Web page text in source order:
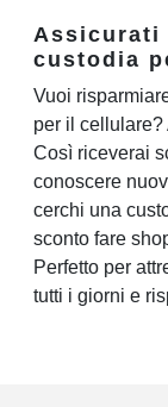
Assicurati
custodia
Vuoi
per il
Così riceverai
conoscere
cerchi una
sconto fare
Perfetto per
tutti i giorni e